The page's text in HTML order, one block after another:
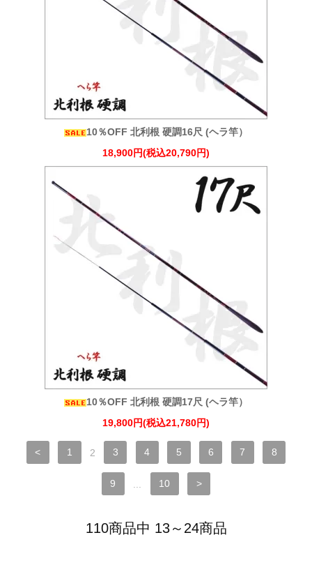
10％OFF 北利根 硬調16尺 (ヘラ竿）
18,900円(税込20,790円)
10％OFF 北利根 硬調17尺 (ヘラ竿）
19,800円(税込21,780円)
< 1 2 3 4 5 6 7 8
9 10 >
110商品中 13～24商品